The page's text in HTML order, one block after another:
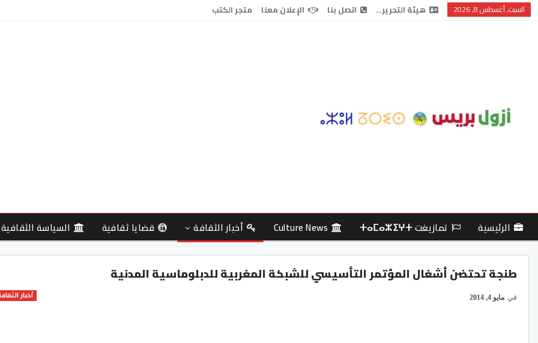
السبت, أغسطس 8, 2026 هيئة التحرير… اتصل بنا الإعلان معنا متجر الكتب
الرئيسية تمازيغت ⵜⴰⵎⴰⵣⵉⵖⵜ Culture News أخبار الثقافة قضايا ثقافية السياسة الثقافية
طنجة تحتضن أشغال المؤتمر التأسيسي للشبكة المغربية للدبلوماسية المدنية
أخبار في مايو 4, 2014